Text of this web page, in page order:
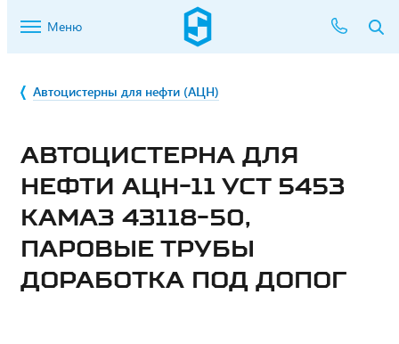
Меню
Автоцистерны для нефти (АЦН)
АВТОЦИСТЕРНА ДЛЯ
НЕФТИ АЦН-11 УСТ 5453
КАМАЗ 43118-50,
ПАРОВЫЕ ТРУБЫ
ДОРАБОТКА ПОД ДОПОГ